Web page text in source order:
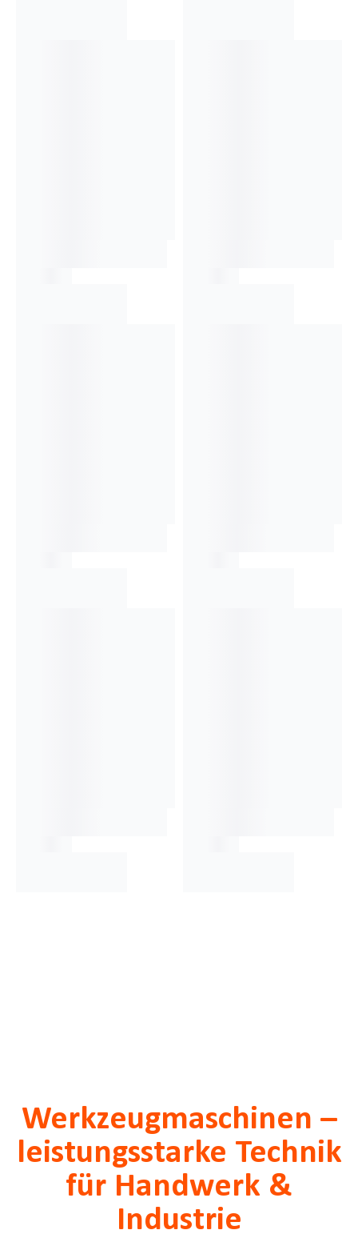
Werkzeugmaschinen –
leistungsstarke Technik
für Handwerk &
Industrie